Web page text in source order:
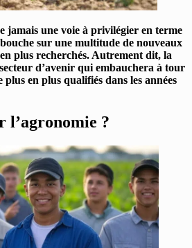
jamais une voie à privilégier en terme
sur une multitude de nouveaux
plus recherchés. Autrement dit, la
d’avenir qui embauchera à tour
plus en plus qualifiés dans les années
l’agronomie ?